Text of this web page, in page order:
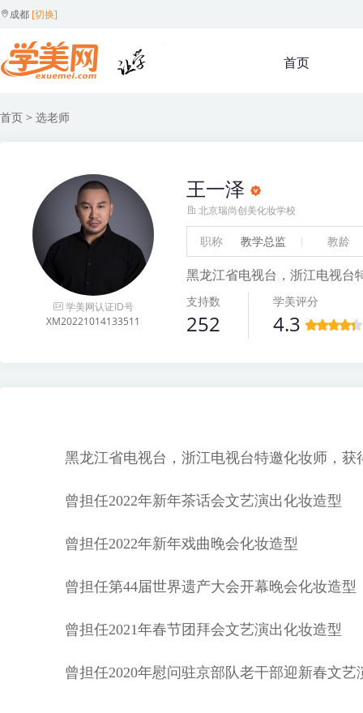
成都 [切换]
首页
首页 > 选老师
学美网认证ID号
XM20221014133511
王一泽
北京瑞尚创美化妆学校
职称 教学总监 教龄
黑龙江省电视台，浙江电视台
支持数
252
学美评分
4.3
黑龙江省电视台，浙江电视台特邀化妆师，获
曾担任2022年新年茶话会文艺演出化妆造型
曾担任2022年新年戏曲晚会化妆造型
曾担任第44届世界遗产大会开幕晚会化妆造型
曾担任2021年春节团拜会文艺演出化妆造型
曾担任2020年慰问驻京部队老干部迎新春文艺